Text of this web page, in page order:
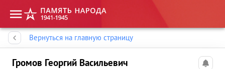
Вернуться на главную страницу
Громов Георгий Васильевич
Память народа